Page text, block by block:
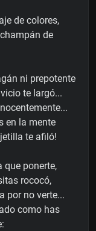
de colores,
de
ni prepotente
te largó...
en la mente
te afiló!
que ponerte,
rococó,
por no verte...
como has